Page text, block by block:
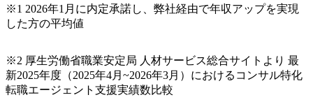
※1 2026年1月に内定承諾し、弊社経由で年収アップを実現
した方の平均値
※2 厚生労働省職業安定局 人材サービス総合サイトより 最
新2025年度（2025年4月~2026年3月）におけるコンサル特化
転職エージェント支援実績数比較